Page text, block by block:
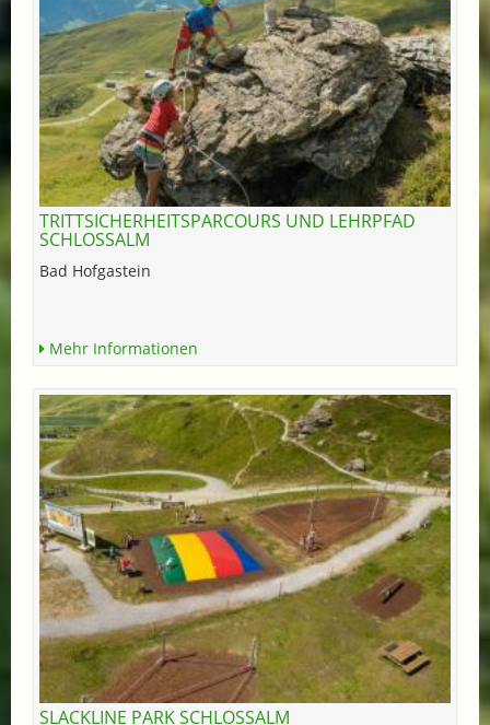
TRITTSICHERHEITSPARCOURS UND LEHRPFAD
SCHLOSSALM
Bad Hofgastein
Mehr Informationen
SLACKLINE PARK SCHLOSSALM